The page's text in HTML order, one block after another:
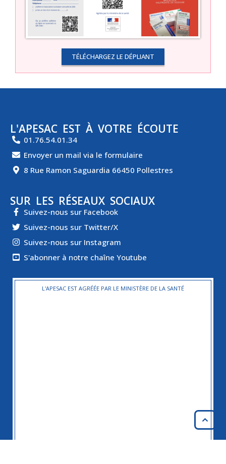
TÉLÉCHARGEZ LE DÉPLIANT
L'APESAC EST À VOTRE ÉCOUTE
01.76.54.01.34
Envoyer un mail via le formulaire
8 Rue Ramon Saguardia 66450 Pollestres
SUR LES RÉSEAUX SOCIAUX
Suivez-nous sur Facebook
Suivez-nous sur Twitter/X
Suivez-nous sur Instagram
S'abonner à notre chaîne Youtube
L'APESAC EST AGRÉÉE PAR LE MINISTÈRE DE LA SANTÉ